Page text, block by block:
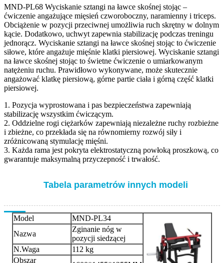
MND-PL68 Wyciskanie sztangi na ławce skośnej stojąc –
ćwiczenie angażujące mięsień czworoboczny, naramienny i triceps.
Obciążenie w pozycji przeciwnej umożliwia ruch skrętny w dolnym
kącie. Dodatkowo, uchwyt zapewnia stabilizację podczas treningu
jednorącz. Wyciskanie sztangi na ławce skośnej stojąc to ćwiczenie
siłowe, które angażuje mięśnie klatki piersiowej. Wyciskanie sztangi
na ławce skośnej stojąc to świetne ćwiczenie o umiarkowanym
natężeniu ruchu. Prawidłowo wykonywane, może skutecznie
angażować klatkę piersiową, górne partie ciała i górną część klatki
piersiowej.
1. Pozycja wyprostowana i pas bezpieczeństwa zapewniają
stabilizację wszystkim ćwiczącym.
2. Oddzielne rogi ciężarków zapewniają niezależne ruchy rozbieżne
i zbieżne, co przekłada się na równomierny rozwój siły i
zróżnicowaną stymulację mięśni.
3. Każda rama jest pokryta elektrostatyczną powłoką proszkową, co
gwarantuje maksymalną przyczepność i trwałość.
Tabela parametrów innych modeli
Model
MND-PL34
Nazwa
Zginanie nóg w
pozycji siedzącej
N.Waga
112 kg
Obszar